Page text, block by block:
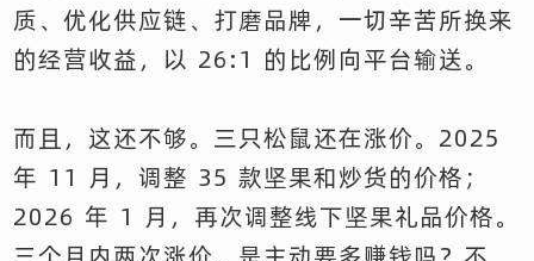
质、优化供应链、打磨品牌，一切辛苦所换来
的经营收益，以 26:1 的比例向平台输送。
而且，这还不够。三只松鼠还在涨价。2025
年 11 月，调整 35 款坚果和炒货的价格；
2026 年 1 月，再次调整线下坚果礼品价格。